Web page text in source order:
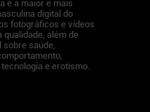
é a maior e mais
digital do
fotográficos e vídeos
além de
saúde,
e erotismo.